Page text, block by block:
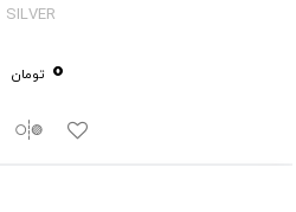
SILVER
0 تومان